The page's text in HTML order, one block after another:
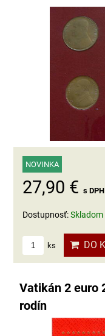
NOVINKA
27,90 € s DPH
Dostupnosť:Skladom
ks DO
Vatikán 2 euro
rodín